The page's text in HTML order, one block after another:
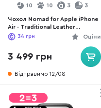
10 10 3 3
Чохол Nomad for Apple iPhone
Air - Traditional Leather
Horween Rustic Brown
(NM011864858)
Оціни
34 грн
3 499 грн
Відправимо 12/08